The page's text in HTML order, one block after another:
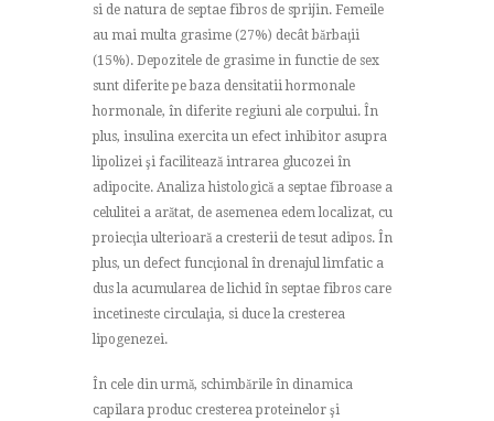
si de natura de septae fibros de sprijin. Femeile
au mai multa grasime (27%) decât bărbaţii
(15%). Depozitele de grasime in functie de sex
sunt diferite pe baza densitatii hormonale
hormonale, în diferite regiuni ale corpului. În
plus, insulina exercita un efect inhibitor asupra
lipolizei şi facilitează intrarea glucozei în
adipocite. Analiza histologică a septae fibroase a
celulitei a arătat, de asemenea edem localizat, cu
proiecţia ulterioară a cresterii de tesut adipos. În
plus, un defect funcţional în drenajul limfatic a
dus la acumularea de lichid în septae fibros care
incetineste circulaţia, si duce la cresterea
lipogenezei.
În cele din urmă, schimbările în dinamica
capilara produc cresterea proteinelor şi